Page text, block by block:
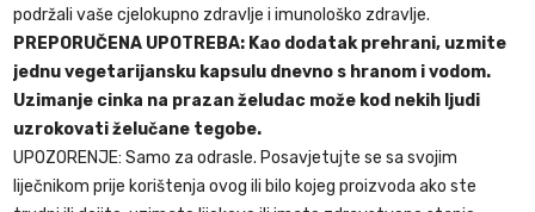
podržali vaše cjelokupno zdravlje i imunološko zdravlje.
PREPORUČENA UPOTREBA: Kao dodatak prehrani, uzmite
jednu vegetarijansku kapsulu dnevno s hranom i vodom.
Uzimanje cinka na prazan želudac može kod nekih ljudi
uzrokovati želučane tegobe.
UPOZORENJE: Samo za odrasle. Posavjetujte se sa svojim
liječnikom prije korištenja ovog ili bilo kojeg proizvoda ako ste